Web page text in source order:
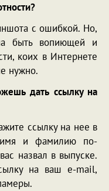
с ошибкой. Но,
быть вопиющей и
коих в Интернете
нужно.
дать ссылку на
ссылку на нее в
имя и фамилию по-
назвал в выпуске.
на ваш e-mail,